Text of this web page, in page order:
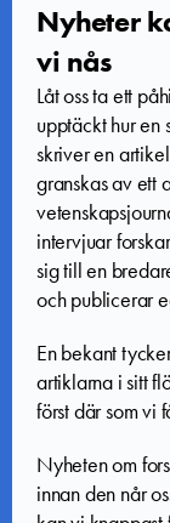
Nyheter
vi nås
Låt oss ta ett
upptäckt hur en
skriver en
granskas av ett
intervjuar
sig till en
och publicerar
En bekant
artiklarna i sitt
först där som vi
Nyheten om
innan den når